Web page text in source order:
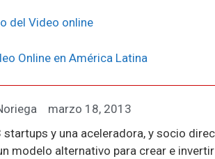
del Video online
Online en América Latina
marzo 18, 2013
y una aceleradora, y socio
modelo alternativo para crear e